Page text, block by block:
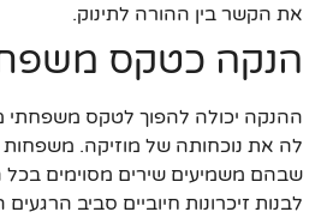
את הקשר בין ההורה לתינוק.
הנקה כטקס
ההנקה יכולה להפוך לטקס משפחתי
לה את נוכחותה של מוזיקה. משפחות
שבהם משמיעים שירים מסוימים בכל
לבנות זיכרונות חיוביים סביב